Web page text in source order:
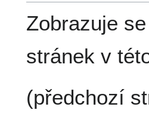
Zobrazuje
stránek v
(předchozí